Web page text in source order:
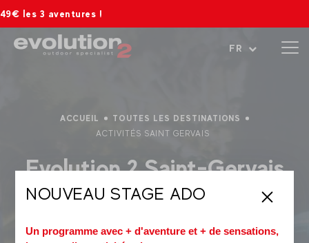
!
FR
Ouvrir le menu
ACCUEIL
TOUTES LES DESTINATIONS
ACTIVITÉS SAINT GERVAIS
Evolution 2 Saint-Gervais
Ecole de ski et d'aventures, Evolution 2 Saint-Gervais vous
Blanc !
NOUVEAU STAGE ADO
Un programme avec + d'aventure et + de sensations,